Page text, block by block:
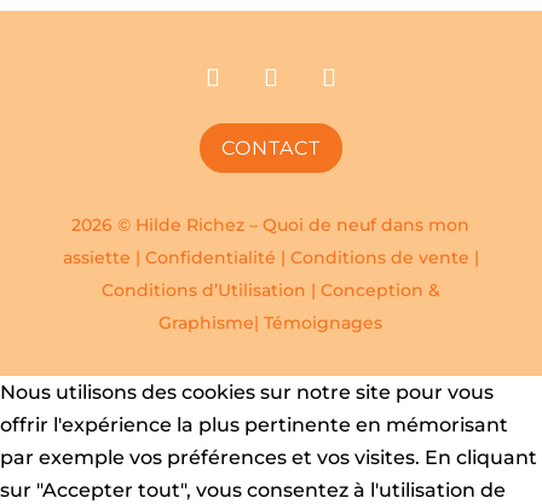
CONTACT
2026 © Hilde Richez – Quoi de neuf dans mon
assiette | Confidentialité | Conditions de vente |
Conditions d’Utilisation | Conception &
Graphisme|Témoignages
Nous utilisons des cookies sur notre site pour vous
offrir l'expérience la plus pertinente en mémorisant
par exemple vos préférences et vos visites. En cliquant
sur "Accepter tout", vous consentez à l'utilisation de